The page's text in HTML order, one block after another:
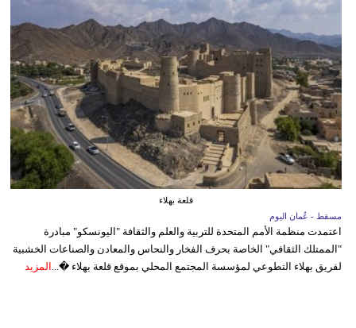
قلعة بهلاء
مسقط - عُمان اليوم
اعتمدت منظمة الأمم المتحدة للتربية والعلم والثقافة "اليونسكو" مبادرة
"الممتلك الثقافي" الخاصة بحرف الفخار والنحاس والمعادن والصناعات الخشبية
لفريق بهلاء التطوعي لمؤسسة المجتمع المحلي بموقع قلعة بهلاء �... المزيد